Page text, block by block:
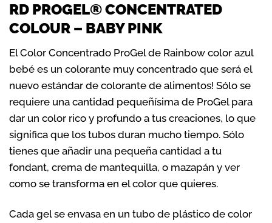
RD PROGEL® CONCENTRATED
COLOUR – BABY PINK
El Color Concentrado ProGel de Rainbow color azul
bebé es un colorante muy concentrado que será el
nuevo estándar de colorante de alimentos! Sólo se
requiere una cantidad pequeñísima de ProGel para
dar un color rico y profundo a tus creaciones, lo que
significa que los tubos duran mucho tiempo. Sólo
tienes que añadir una pequeña cantidad a tu
fondant, crema de mantequilla, o mazapán y ver
como se transforma en el color que quieres.
Cada gel se envasa en un tubo de plástico de color